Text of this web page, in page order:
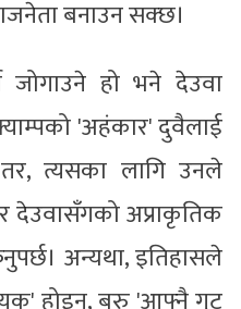
बनाउन सक्छ।
जोगाउने हो भने देउवा
'अहंकार' दुवैलाई
तर, त्यसका लागि उनले
देउवासँगको अप्राकृतिक
अन्यथा, इतिहासले